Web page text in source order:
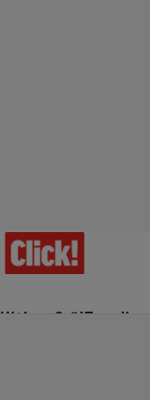
Ultima Oră!Trending